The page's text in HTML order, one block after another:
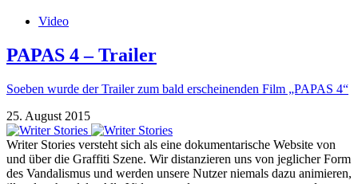
Video
PAPAS 4 – Trailer
Soeben wurde der Trailer zum bald erscheinenden Film „PAPAS 4“
25. August 2015
Writer Stories versteht sich als eine dokumentarische Website von
und über die Graffiti Szene. Wir distanzieren uns von jeglicher Form
des Vandalismus und werden unsere Nutzer niemals dazu animieren,